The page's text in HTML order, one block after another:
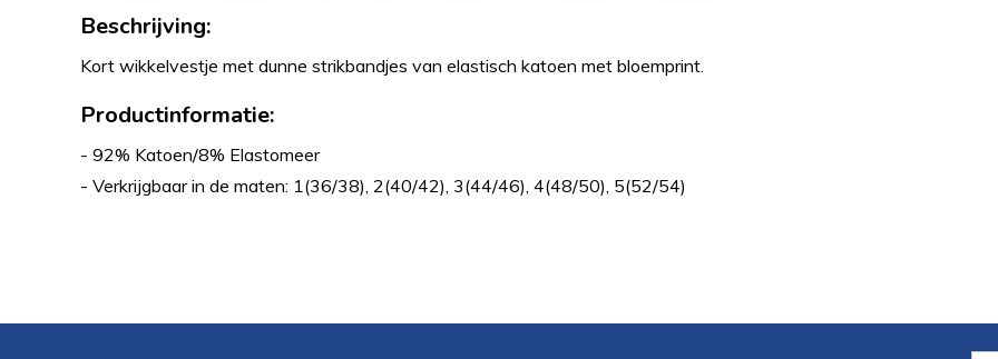
Beschrijving:
Kort wikkelvestje met dunne strikbandjes van elastisch katoen met bloemprint.
Productinformatie:
- 92% Katoen/8% Elastomeer
- Verkrijgbaar in de maten: 1(36/38), 2(40/42), 3(44/46), 4(48/50), 5(52/54)